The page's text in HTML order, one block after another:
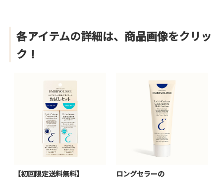
各アイテムの詳細は、商品画像をクリッ
ク！
【初回限定送料無料】
ロングセラーの